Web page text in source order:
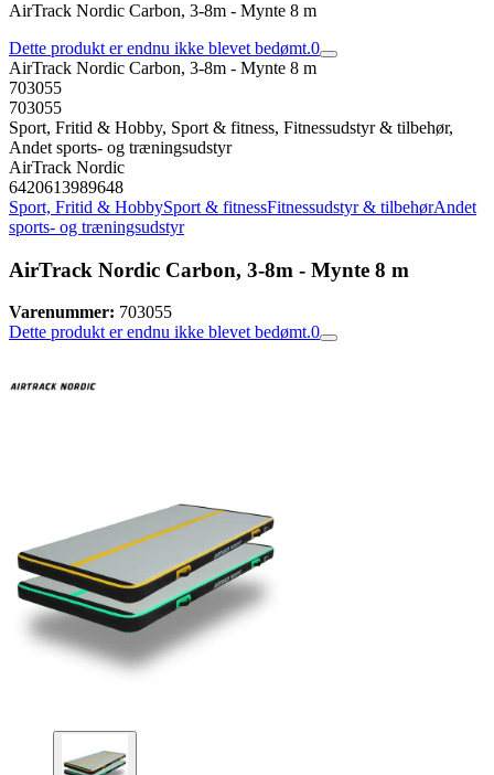
AirTrack Nordic Carbon, 3-8m - Mynte 8 m
Dette produkt er endnu ikke blevet bedømt.0
AirTrack Nordic Carbon, 3-8m - Mynte 8 m
703055
703055
Sport, Fritid & Hobby, Sport & fitness, Fitnessudstyr & tilbehør,
Andet sports- og træningsudstyr
AirTrack Nordic
6420613989648
Sport, Fritid & HobbySport & fitnessFitnessudstyr & tilbehørAndet
sports- og træningsudstyr
AirTrack Nordic Carbon, 3-8m - Mynte 8 m
Varenummer: 703055
Dette produkt er endnu ikke blevet bedømt.0